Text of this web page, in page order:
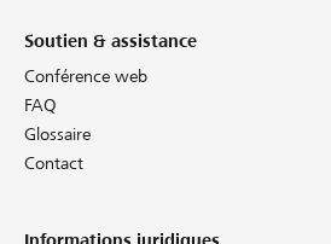
Soutien & assistance
Conférence web
FAQ
Glossaire
Contact
Informations juridiques